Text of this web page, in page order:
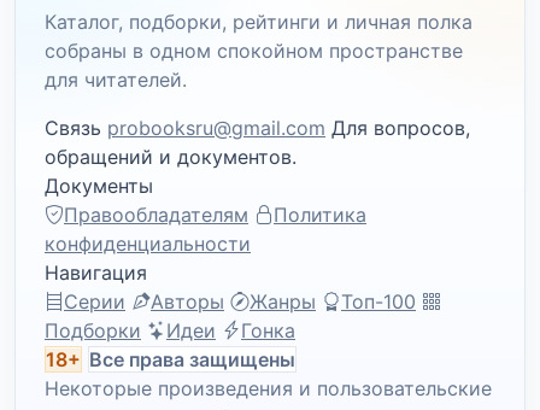
Каталог, подборки, рейтинги и личная полка
собраны в одном спокойном пространстве
для читателей.
Связь probooksru@gmail.com Для вопросов,
обращений и документов.
Документы
Правообладателям
Политика
конфиденциальности
Навигация
Серии
Авторы Жанры
Топ-100
Подборки
Идеи
Гонка
18+ Все права защищены
Некоторые произведения и пользовательские